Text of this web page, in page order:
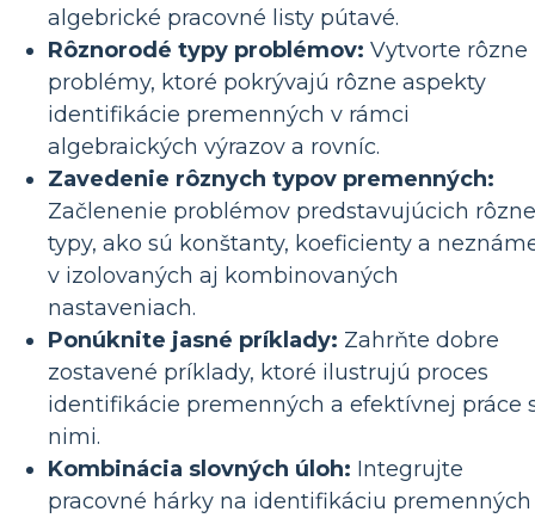
algebrické pracovné listy pútavé.
Rôznorodé typy problémov: Vytvorte rôzne
problémy, ktoré pokrývajú rôzne aspekty
identifikácie premenných v rámci
algebraických výrazov a rovníc.
Zavedenie rôznych typov premenných:
Začlenenie problémov predstavujúcich rôzne
typy, ako sú konštanty, koeficienty a
v izolovaných aj kombinovaných
nastaveniach.
Ponúknite jasné príklady: Zahrňte dobre
zostavené príklady, ktoré ilustrujú proces
identifikácie premenných a efektívnej práce
nimi.
Kombinácia slovných úloh: Integrujte
pracovné hárky na identifikáciu premenných